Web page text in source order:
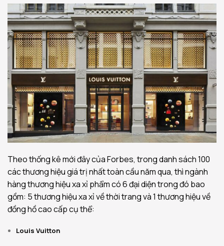
Theo thống kê mới đây của Forbes, trong danh sách 100
các thương hiệu giá trị nhất toàn cầu năm qua, thì ngành
hàng thương hiệu xa xỉ phẩm có 6 đại diện trong đó bao
gồm: 5 thương hiệu xa xỉ về thời trang và 1 thương hiệu về
đồng hồ cao cấp cụ thể:
Louis Vuitton